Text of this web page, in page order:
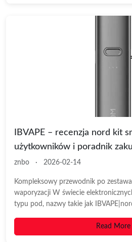
IBVAPE – recenzja nord kit
użytkowników i poradnik
znbo · 2026-02-14
Kompleksowy przewodnik po
waporyzacji W świecie
typu pod, nazwy takie jak
Read More